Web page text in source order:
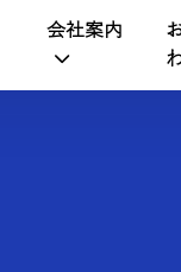
会社案内